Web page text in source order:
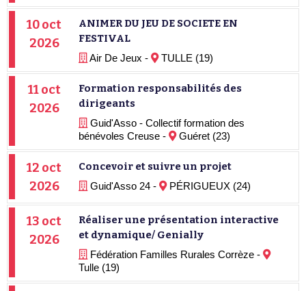
10 oct
2026
ANIMER DU JEU DE SOCIETE EN
FESTIVAL
Air De Jeux - TULLE (19)
11 oct
2026
Formation responsabilités des
dirigeants
Guid'Asso - Collectif formation des
bénévoles Creuse -
Guéret (23)
12 oct
2026
Concevoir et suivre un projet
Guid'Asso 24 - PÉRIGUEUX (24)
13 oct
2026
Réaliser une présentation interactive
et dynamique/ Genially
Fédération Familles Rurales Corrèze -
Tulle (19)